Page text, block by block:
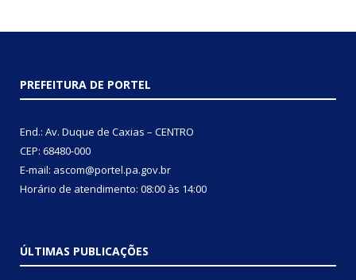
PREFEITURA DE PORTEL
End.: Av. Duque de Caxias – CENTRO
CEP: 68480-000
E-mail: ascom@portel.pa.gov.br
Horário de atendimento: 08:00 às 14:00
ÚLTIMAS PUBLICAÇÕES